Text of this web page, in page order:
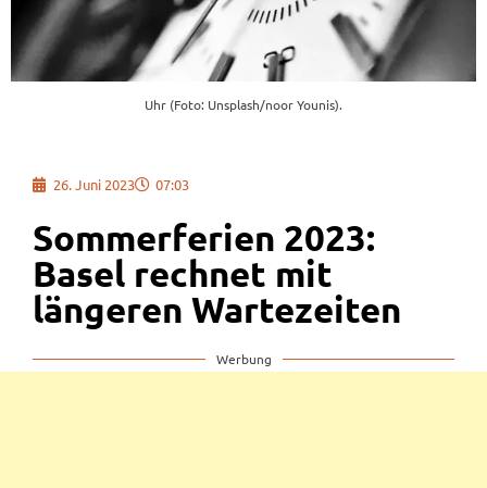
Uhr (Foto: Unsplash/noor Younis).
26. Juni 2023 07:03
Sommerferien 2023:
Basel rechnet mit
längeren Wartezeiten
Werbung